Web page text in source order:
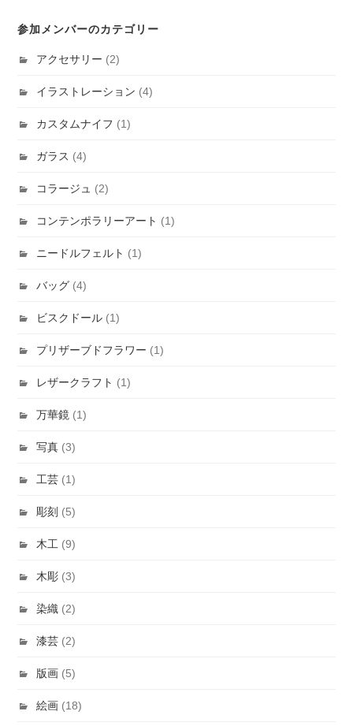
参加メンバーのカテゴリー
アクセサリー (2)
イラストレーション (4)
カスタムナイフ (1)
ガラス (4)
コラージュ (2)
コンテンポラリーアート (1)
ニードルフェルト (1)
バッグ (4)
ビスクドール (1)
プリザーブドフラワー (1)
レザークラフト (1)
万華鏡 (1)
写真 (3)
工芸 (1)
彫刻 (5)
木工 (9)
木彫 (3)
染織 (2)
漆芸 (2)
版画 (5)
絵画 (18)